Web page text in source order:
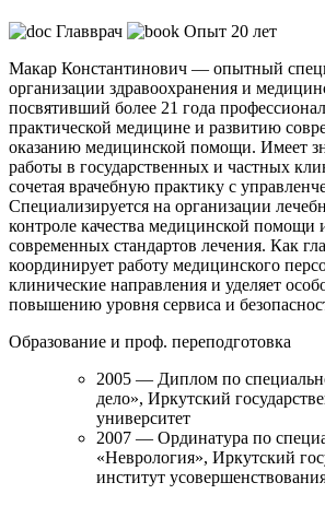
Главврач
Опыт 20 лет
Макар Константинович — опытный
организации здравоохранения и
посвятивший более 21 года
практической медицине и развитию
оказанию медицинской помощи. Имеет
работы в государственных и частных
сочетая врачебную практику с
Специализируется на организации
контроле качества медицинской помощи
современных стандартов лечения. Как
координирует работу медицинского
клинические направления и уделяет
повышению уровня сервиса и
Образование и проф. переподготовка
2005 — Диплом по
дело», Иркутский
университет
2007 — Ординатура по
«Неврология», Иркутский
институт